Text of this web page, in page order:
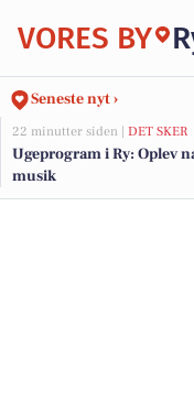
VORES BY
Seneste nyt ›
22 minutter siden | DET SKER
Ugeprogram i Ry: Oplev
musik